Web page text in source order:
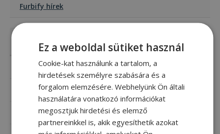
Furbify hírek
Kiemelt cikkek
Hogyan válasszunk laptopot vagy pc-t?
Mi az az SSD és melyiket válasszam?
Laptop és PC gyorsítása: 3 tipp régebbi gépekhez
Ez a weboldal sütiket használ
Cookie-kat használunk a tartalom, a
hirdetések személyre szabására és a
forgalom elemzésére. Webhelyünk Ön általi
használatára vonatkozó információkat
megosztjuk hirdetési és elemző
partnereinkkel is, akik egyesíthetik azokat